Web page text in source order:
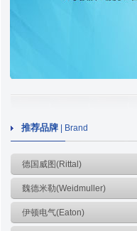
推荐品牌 | Brand
德国威图(Rittal)
魏德米勒(Weidmuller)
伊顿电气(Eaton)